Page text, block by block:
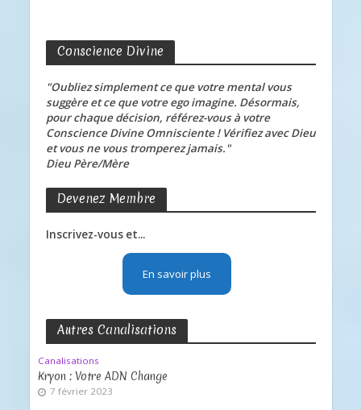
Conscience Divine
"Oubliez simplement ce que votre mental vous
suggère et ce que votre ego imagine. Désormais,
pour chaque décision, référez-vous à votre
Conscience Divine Omnisciente ! Vérifiez avec Dieu
et vous ne vous tromperez jamais."
Dieu Père/Mère
Devenez Membre
Inscrivez-vous et...
En savoir plus
Autres Canalisations
Canalisations
Kryon : Votre ADN Change
7 février 2023